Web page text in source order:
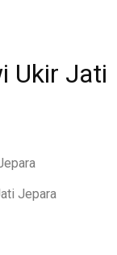
Ukir Jati
Jepara